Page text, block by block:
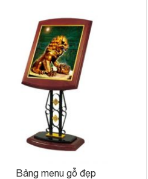
Bảng menu gỗ đẹp